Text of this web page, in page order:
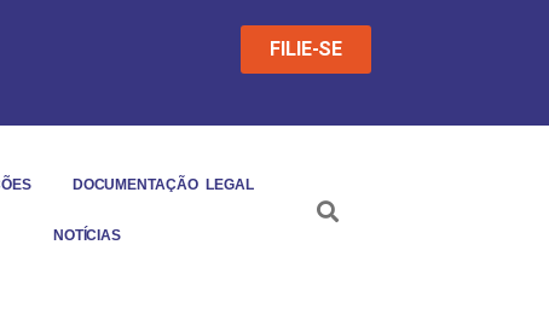
FILIE-SE
DOCUMENTAÇÃO LEGAL
NOTÍCIAS